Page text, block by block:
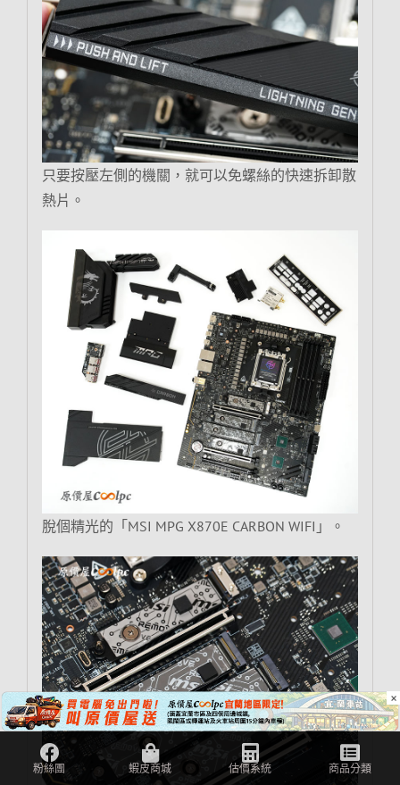
只要按壓左側的機關，就可以免螺絲的快速拆卸散
熱片。
脫個精光的「MSI MPG X870E CARBON WIFI」。
×